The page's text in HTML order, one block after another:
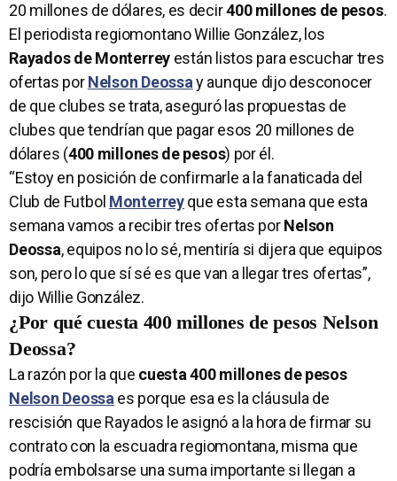
20 millones de dólares, es decir400 millones de pesos.
El periodista regiomontano Willie González, los
Rayados de Monterrey están listos para escuchar tres
ofertas porNelson Deossay aunque dijo desconocer
de que clubes se trata, aseguró las propuestas de
clubes que tendrían que pagar esos 20 millones de
dólares (400 millones de pesos) por él.
“Estoy en posición de confirmarle a la fanaticada del
Club de Futbol Monterreyque esta semana que esta
semana vamos a recibir tres ofertas porNelson
Deossa, equipos no lo sé, mentiría si dijera que equipos
son, pero lo que sí sé es que van a llegar tres ofertas”,
dijo Willie González.
¿Por qué cuesta 400 millones de pesos Nelson
Deossa?
La razón por la que cuesta 400 millones de pesos
Nelson Deossaes porque esa es la cláusula de
rescisión que Rayados le asignó a la hora de firmar su
contrato con la escuadra regiomontana, misma que
podría embolsarse una suma importante si llegan a